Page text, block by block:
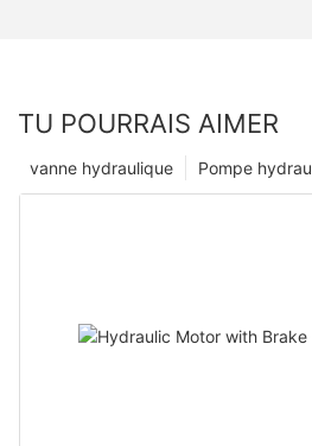
TU POURRAIS AIMER
Pompe
vanne hydraulique